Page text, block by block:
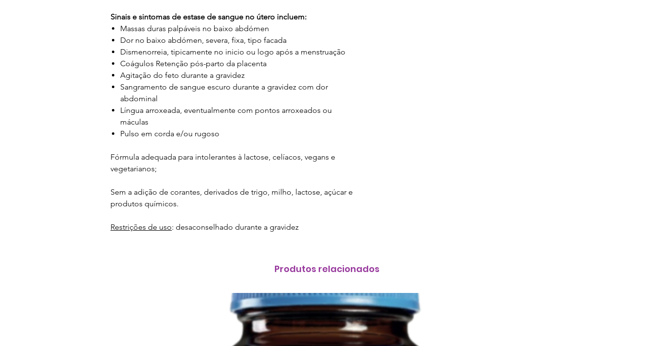
Sinais e sintomas de estase de sangue no útero incluem:
Massas duras palpáveis no baixo abdómen
Dor no baixo abdómen, severa, fixa, tipo facada
Dismenorreia, tipicamente no inicio ou logo após a menstruação
Coágulos Retenção pós-parto da placenta
Agitação do feto durante a gravidez
Sangramento de sangue escuro durante a gravidez com dor
abdominal
Língua arroxeada, eventualmente com pontos arroxeados ou
máculas
Pulso em corda e/ou rugoso
Fórmula adequada para intolerantes à lactose, celíacos, vegans e
vegetarianos;
Sem a adição de corantes, derivados de trigo, milho, lactose, açúcar e
produtos químicos.
Restrições de uso: desaconselhado durante a gravidez
Produtos relacionados